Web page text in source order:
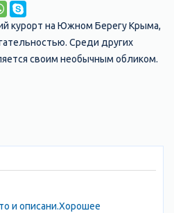
курорт на Южном Берегу Крыма,
Среди других
своим необычным обликом.
ступеням гигантской
улочки располагают к
ориентироваться: все
инфраструктуры
город с моря: небольшие бухты
и описани.Хорошее